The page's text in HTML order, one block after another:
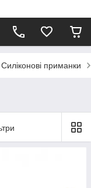
Силіконові приманки